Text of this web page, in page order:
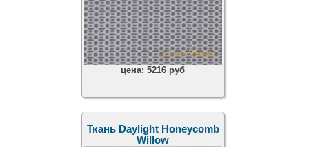
цена:5216 руб
Ткань Daylight Honeycomb
Willow